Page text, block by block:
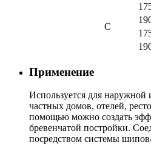
С
Применение
Используется для наружной
частных домов, отелей,
помощью можно создать
бревенчатой постройки.
посредством системы